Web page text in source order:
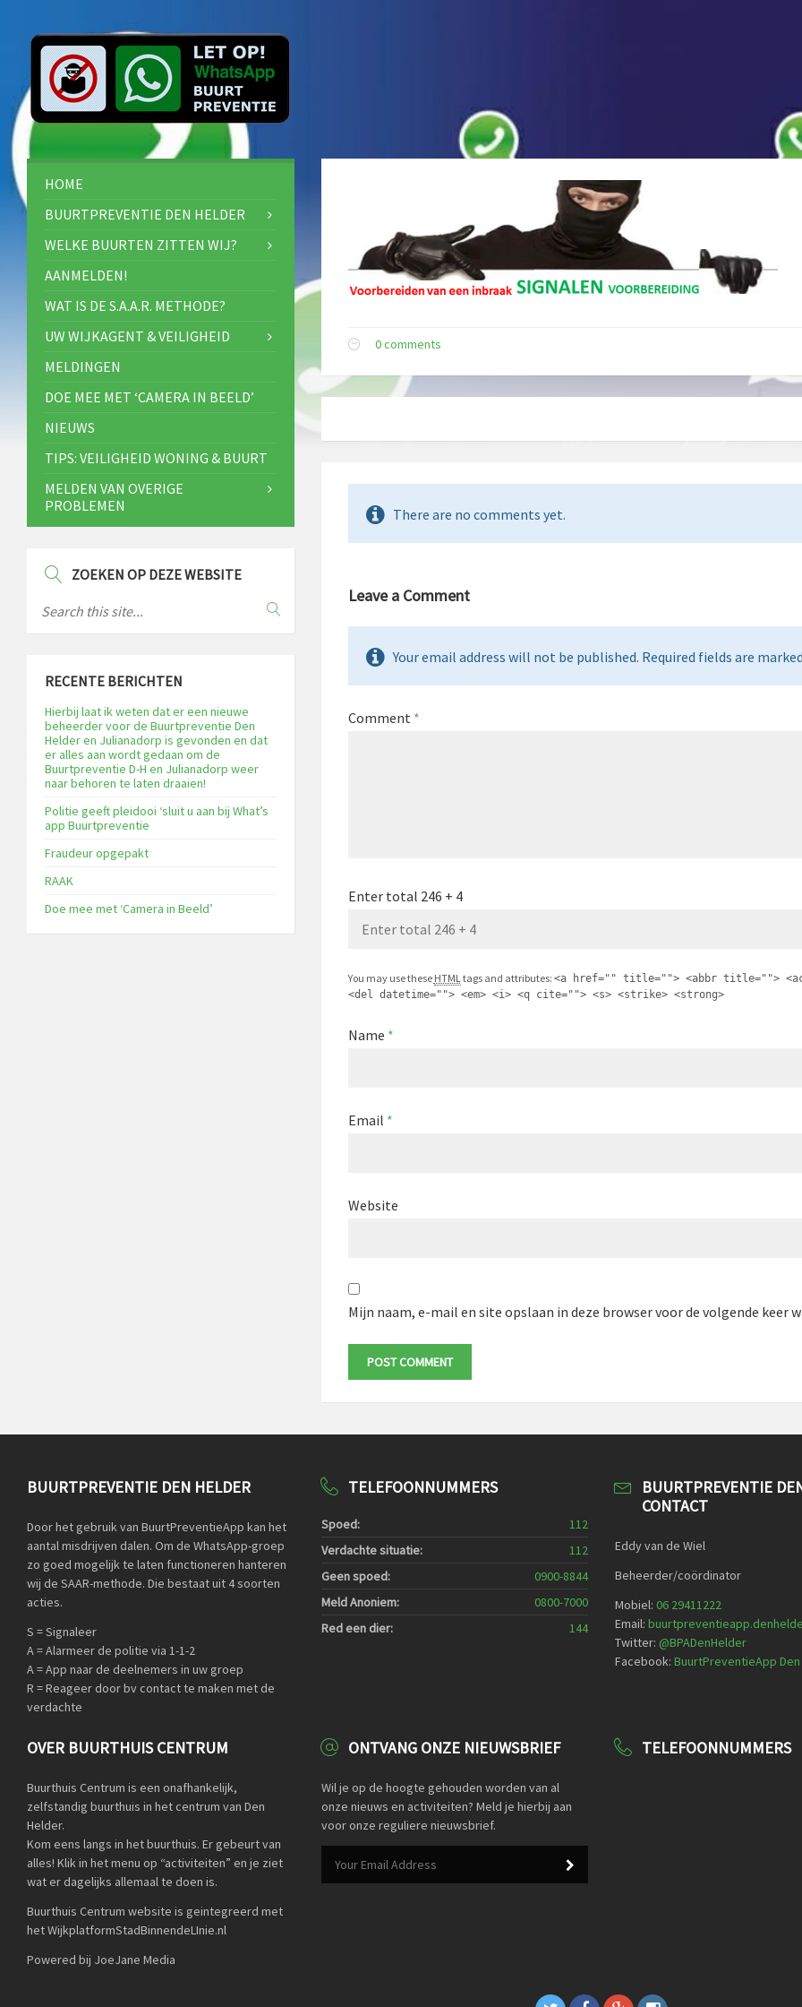
0 comments
There are no comments yet.
Leave a Comment
Your email address will not be published. Required fields are
Comment *
Enter total 246 + 4
You may use these HTMLtags and attributes: <a href="" title=""> <abbr title="">
<del datetime=""> <em> <i> <q cite=""> <s> <strike> <strong>
Name *
Email *
Website
Mijn naam, e-mail en site opslaan in deze browser voor de volgende keer
HOME
BUURTPREVENTIE DEN HELDER
WELKE BUURTEN ZITTEN WIJ?
AANMELDEN!
WAT IS DE S.A.A.R. METHODE?
UW WIJKAGENT & VEILIGHEID
MELDINGEN
DOE MEE MET ‘CAMERA IN BEELD’
NIEUWS
TIPS: VEILIGHEID WONING & BUURT
MELDEN VAN OVERIGE
PROBLEMEN
ZOEKEN OP DEZE WEBSITE
RECENTE BERICHTEN
Hierbij laat ik weten dat er een nieuwe
beheerder voor de Buurtpreventie Den
Helder en Julianadorp is gevonden en dat
er alles aan wordt gedaan om de
Buurtpreventie D-H en Julianadorp weer
naar behoren te laten draaien!
Politie geeft pleidooi ‘sluit u aan bij What’s
app Buurtpreventie
Fraudeur opgepakt
RAAK
Doe mee met ‘Camera in Beeld’
BUURTPREVENTIE DEN HELDER
Door het gebruik van BuurtPreventieApp kan het
aantal misdrijven dalen. Om de WhatsApp-groep
zo goed mogelijk te laten functioneren hanteren
wij de SAAR-methode. Die bestaat uit 4 soorten
acties.
S = Signaleer
A = Alarmeer de politie via 1-1-2
A = App naar de deelnemers in uw groep
R = Reageer door bv contact te maken met de
verdachte
TELEFOONNUMMERS
Spoed:
112
Verdachte situatie:
112
Geen spoed:
0900-8844
Meld Anoniem:
0800-7000
Red een dier:
144
BUURTPREVENTIE
CONTACT
Eddy van de Wiel
Beheerder/coördinator
Mobiel: 06 29411222
Email:
Twitter: @BPADenHelder
Facebook: BuurtPreventieApp
OVER BUURTHUIS CENTRUM
Buurthuis Centrum is een onafhankelijk,
zelfstandig buurthuis in het centrum van Den
Helder.
Kom eens langs in het buurthuis. Er gebeurt van
alles! Klik in het menu op “activiteiten” en je ziet
wat er dagelijks allemaal te doen is.
Buurthuis Centrum website is geintegreerd met
het WijkplatformStadBinnendeLInie.nl
Powered bij JoeJane Media
ONTVANG ONZE NIEUWSBRIEF
Wil je op de hoogte gehouden worden van al
onze nieuws en activiteiten? Meld je hierbij aan
voor onze reguliere nieuwsbrief.
TELEFOONNUMMERS